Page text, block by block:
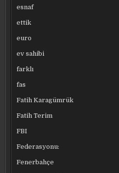
esnaf
ettik
euro
ev sahibi
farklı
fas
Fatih Karagümrük
Fatih Terim
FBI
Federasyonu:
Fenerbahçe